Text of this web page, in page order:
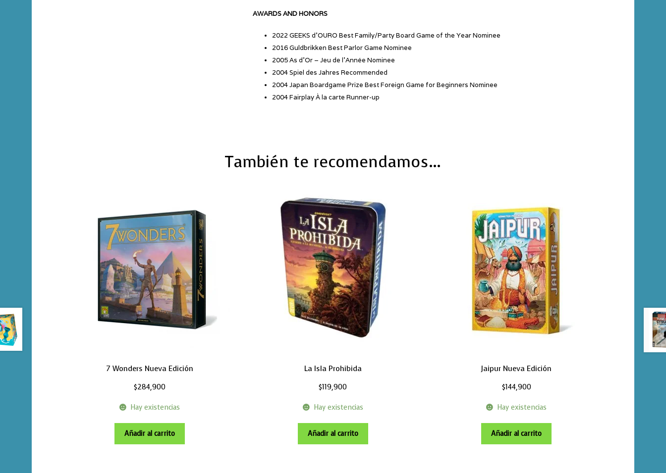
AWARDS AND HONORS
2022 GEEKS d’OURO Best Family/Party Board Game of the Year Nominee
2016 Guldbrikken Best Parlor Game Nominee
2005 As d’Or – Jeu de l’Année Nominee
2004 Spiel des Jahres Recommended
2004 Japan Boardgame Prize Best Foreign Game for Beginners Nominee
2004 Fairplay À la carte Runner-up
También te recomendamos…
7 Wonders Nueva Edición
$284,900
Hay existencias
Añadir al carrito
La Isla Prohibida
$119,900
Hay existencias
Añadir al carrito
Jaipur Nueva Edición
$144,900
Hay existencias
Añadir al carrito